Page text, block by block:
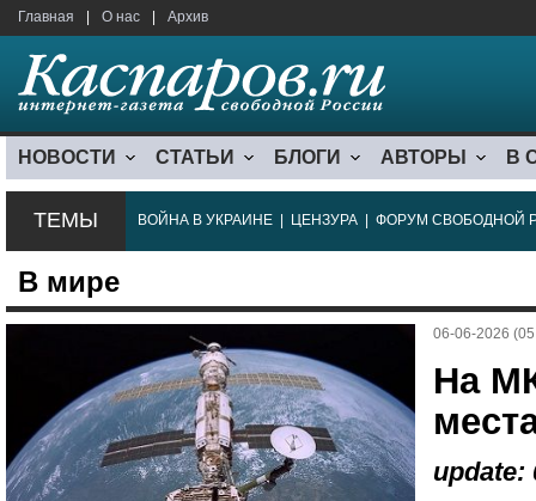
Главная О нас Архив
НОВОСТИ СТАТЬИ БЛОГИ АВТОРЫ В
ТЕМЫ ВОЙНА В УКРАИНЕ ЦЕНЗУРА ФОРУМ СВОБОДНОЙ
В мире
06-06-2026
На
update: